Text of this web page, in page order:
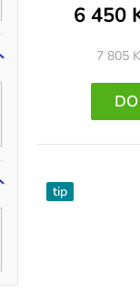
t
ů
6 450
7 805
tip